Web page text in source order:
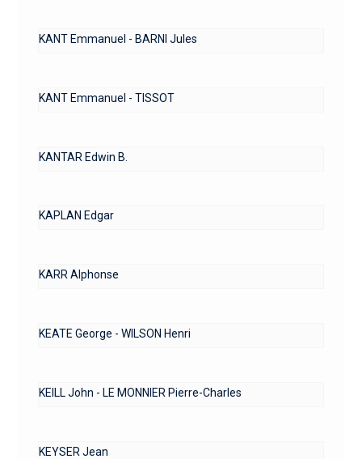
KANT Emmanuel - BARNI Jules
KANT Emmanuel - TISSOT
KANTAR Edwin B.
KAPLAN Edgar
KARR Alphonse
KEATE George - WILSON Henri
KEILL John - LE MONNIER Pierre-Charles
KEYSER Jean